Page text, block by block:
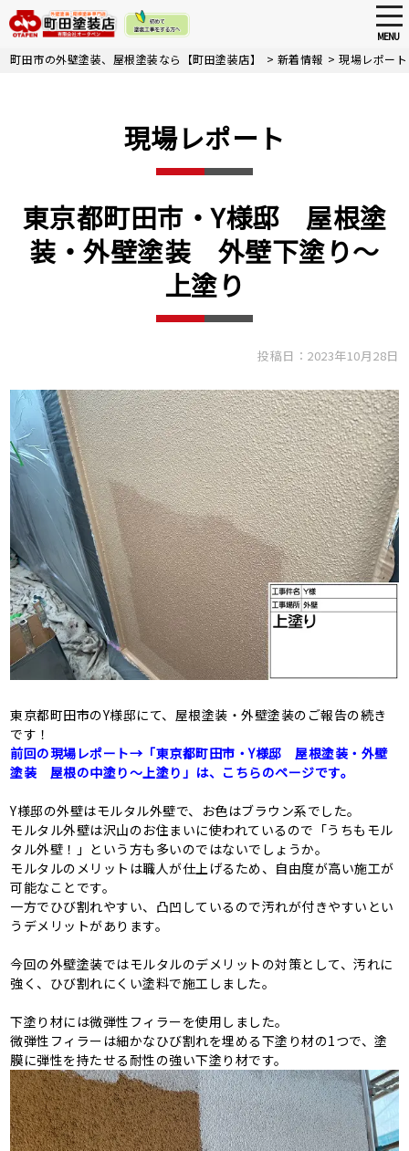
Skip
MENU
町田市の外壁塗装、屋根塗装なら【町田塗装店】 > 新着情報 >現場レポート
現場レポート
東京都町田市・Y様邸 屋根塗
装・外壁塗装 外壁下塗り～
上塗り
投稿日：2023年10月28日
東京都町田市のY様邸にて、屋根塗装・外壁塗装のご報告の続き
です！
前回の現場レポート→「東京都町田市・Y様邸 屋根塗装・外壁
塗装 屋根の中塗り～上塗り」は、こちらのページです。
Y様邸の外壁はモルタル外壁で、お色はブラウン系でした。
モルタル外壁は沢山のお住まいに使われているので「うちもモル
タル外壁！」という方も多いのではないでしょうか。
モルタルのメリットは職人が仕上げるため、自由度が高い施工が
可能なことです。
一方でひび割れやすい、凸凹しているので汚れが付きやすいとい
うデメリットがあります。
今回の外壁塗装ではモルタルのデメリットの対策として、汚れに
強く、ひび割れにくい塗料で施工しました。
下塗り材には微弾性フィラーを使用しました。
微弾性フィラーは細かなひび割れを埋める下塗り材の1つで、塗
膜に弾性を持たせる耐性の強い下塗り材です。